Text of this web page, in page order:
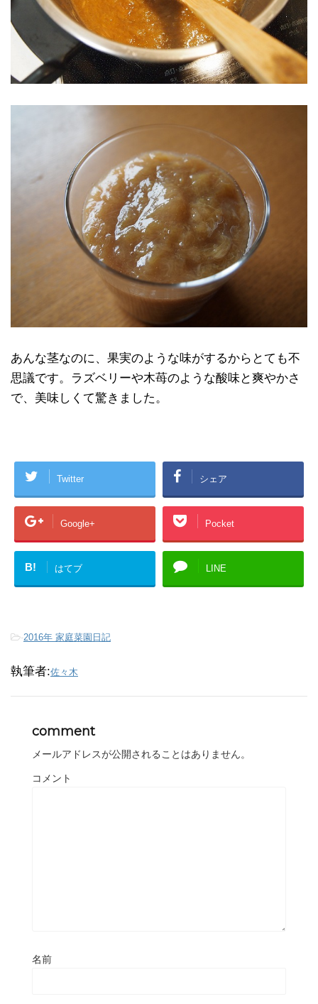
あんな茎なのに、果実のような味がするからとても不
思議です。ラズベリーや木苺のような酸味と爽やかさ
で、美味しくて驚きました。
Twitter シェア
Google+ Pocket
B! はてブ LINE
-2016年 家庭菜園日記
執筆者:佐々木
comment
メールアドレスが公開されることはありません。
コメント
名前